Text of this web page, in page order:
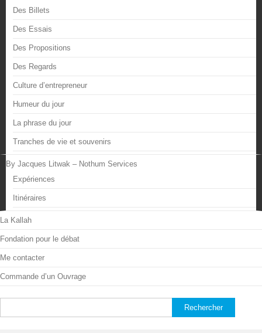
Des Billets
Des Essais
Des Propositions
Des Regards
Culture d’entrepreneur
Humeur du jour
La phrase du jour
Tranches de vie et souvenirs
By Jacques Litwak – Nothum Services
Expériences
Itinéraires
La Kallah
Fondation pour le débat
Me contacter
Commande d’un Ouvrage